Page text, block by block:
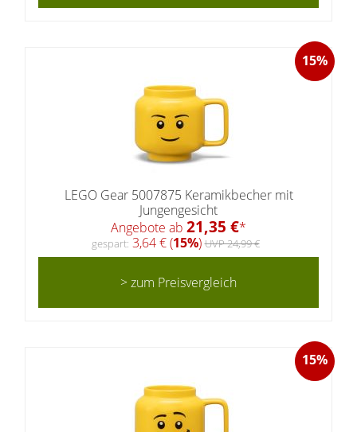
15%
LEGO Gear 5007875 Keramikbecher mit
Jungengesicht
Angebote ab 21,35 €*
gespart: 3,64 € (15%)UVP 24,99 €
> zum Preisvergleich
15%